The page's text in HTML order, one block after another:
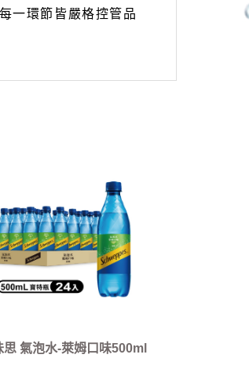
一環節皆嚴格控管品
思 氣泡水-萊姆口味500ml